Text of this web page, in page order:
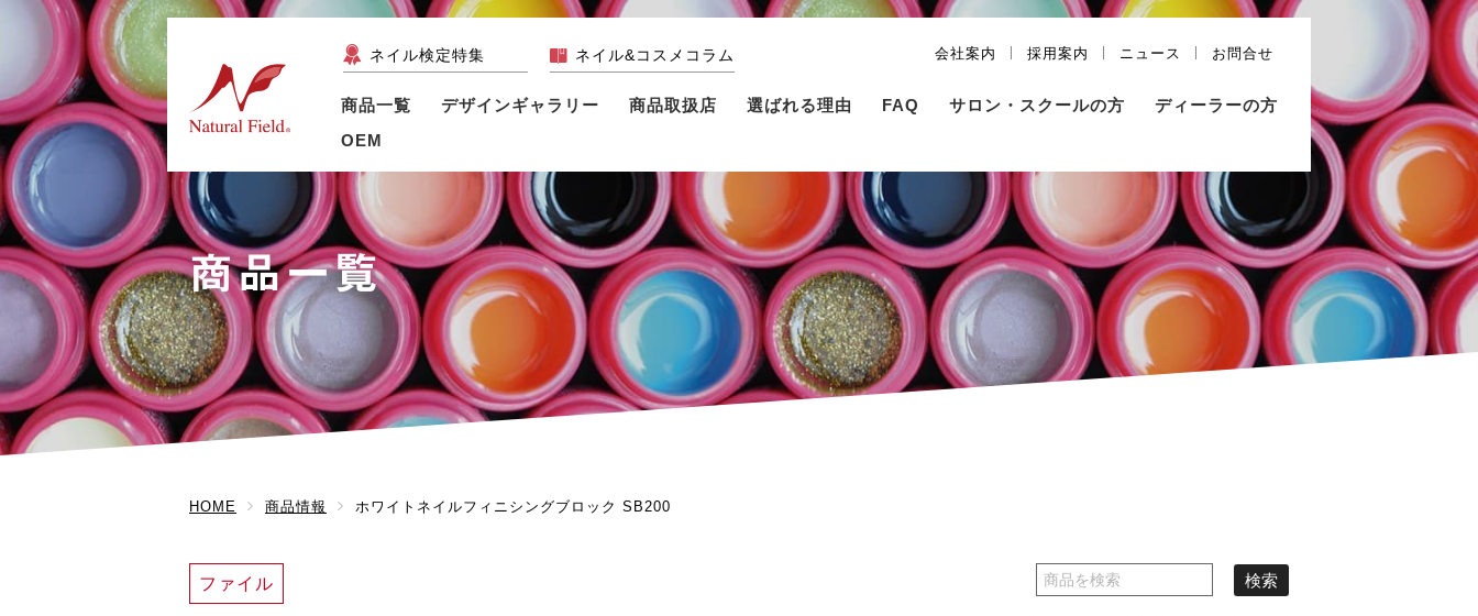
ネイル検定特集 ネイル&コスメコラム 会社案内 採用案内 ニュース お問合せ
商品一覧 デザインギャラリー 商品取扱店 選ばれる理由 FAQ サロン・スクールの方
ディーラーの方
OEM
商品一覧
HOME 商品情報 ホワイトネイルフィニシングブロック SB200
ファイル